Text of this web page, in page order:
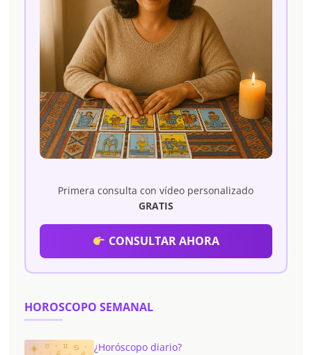
Primera consulta con vídeo personalizado
GRATIS
CONSULTAR AHORA
HOROSCOPO SEMANAL
¿Horóscopo diario?